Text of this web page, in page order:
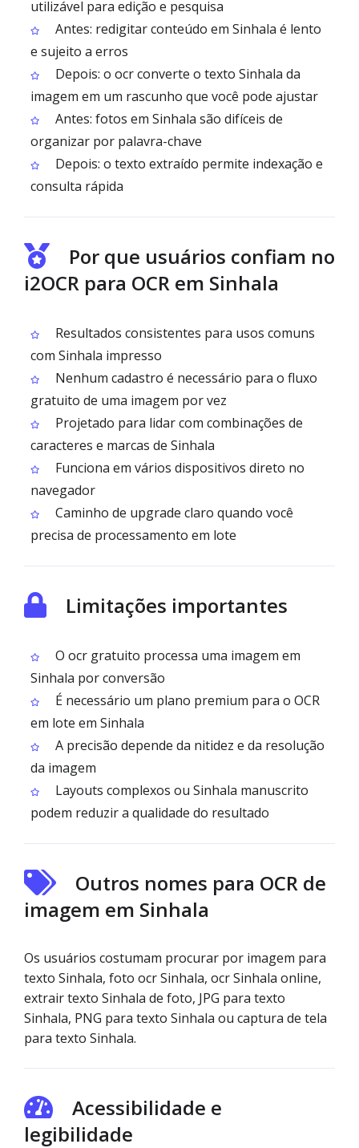
utilizável para edição e pesquisa
Antes: redigitar conteúdo em Sinhala é lento
e sujeito a erros
Depois: o ocr converte o texto Sinhala da
imagem em um rascunho que você pode ajustar
Antes: fotos em Sinhala são difíceis de
organizar por palavra-chave
Depois: o texto extraído permite indexação e
consulta rápida
Por que usuários confiam no
i2OCR para OCR em Sinhala
Resultados consistentes para usos comuns
com Sinhala impresso
Nenhum cadastro é necessário para o fluxo
gratuito de uma imagem por vez
Projetado para lidar com combinações de
caracteres e marcas de Sinhala
Funciona em vários dispositivos direto no
navegador
Caminho de upgrade claro quando você
precisa de processamento em lote
Limitações importantes
O ocr gratuito processa uma imagem em
Sinhala por conversão
É necessário um plano premium para o OCR
em lote em Sinhala
A precisão depende da nitidez e da resolução
da imagem
Layouts complexos ou Sinhala manuscrito
podem reduzir a qualidade do resultado
Outros nomes para OCR de
imagem em Sinhala
Os usuários costumam procurar por imagem para
texto Sinhala, foto ocr Sinhala, ocr Sinhala online,
extrair texto Sinhala de foto, JPG para texto
Sinhala, PNG para texto Sinhala ou captura de tela
para texto Sinhala.
Acessibilidade e
legibilidade